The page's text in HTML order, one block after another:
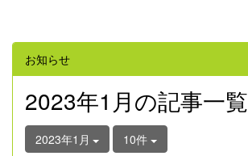
お知らせ
2023年1月の記事一覧
2023年1月 10件